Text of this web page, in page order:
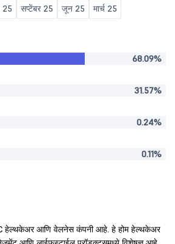
25 सप्टेंबर 25 जून 25 मार्च 25
68.09%
31.57%
0.24%
0.11%
हेल्थकेअर आणि वेलनेस कंपनी आहे. हे होम हेल्थकेअर